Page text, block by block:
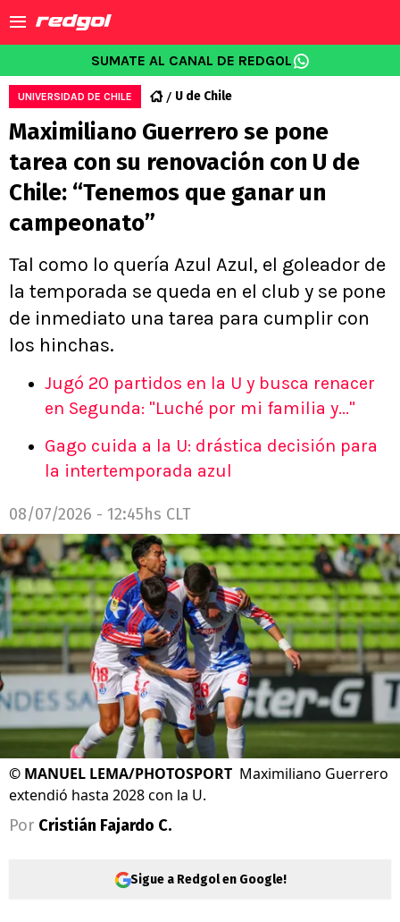
SUMATE AL CANAL DE REDGOL
UNIVERSIDAD DE CHILE U de Chile
Maximiliano Guerrero se pone
tarea con su renovación con U de
Chile: “Tenemos que ganar un
campeonato”
Tal como lo quería Azul Azul, el goleador de
la temporada se queda en el club y se pone
de inmediato una tarea para cumplir con
los hinchas.
Jugó 20 partidos en la U y busca renacer
en Segunda: "Luché por mi familia y..."
Gago cuida a la U: drástica decisión para
la intertemporada azul
08/07/2026 - 12:45hs CLT
© MANUEL LEMA/PHOTOSPORT Maximiliano Guerrero
extendió hasta 2028 con la U.
Por Cristián Fajardo C.
Sigue a Redgol en Google!